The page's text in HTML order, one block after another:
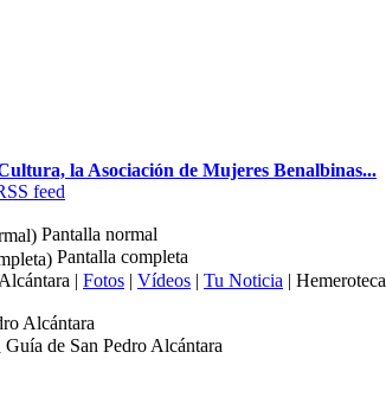
la Asociación de Mujeres Benalbinas...
Pantalla normal
Pantalla completa
| Fotos | Vídeos | Tu Noticia | Hemeroteca
Alcántara
Guía de San Pedro Alcántara